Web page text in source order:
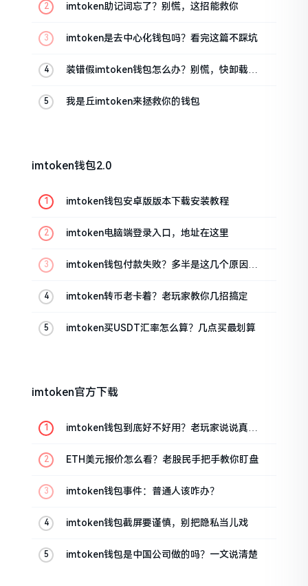
imtoken助记词忘了？别慌，这招能救你
imtoken是去中心化钱包吗？看完这篇不踩坑
装错假imtoken钱包怎么办？别慌，快卸载，
我是丘imtoken来拯救你的钱包
imtoken钱包2.0
imtoken钱包安卓版版本下载安装教程
imtoken电脑端登录入口，地址在这里
imtoken钱包付款失败？多半是这几个原因闹
imtoken转币老卡着？老玩家教你几招搞定
imtoken买USDT汇率怎么算？几点买最划算
imtoken官方下载
imtoken钱包到底好不好用？老玩家说说真实
ETH美元报价怎么看？老股民手把手教你盯盘
imtoken钱包事件：普通人该咋办？
imtoken钱包截屏要谨慎，别把隐私当儿戏
imtoken钱包是中国公司做的吗？一文说清楚